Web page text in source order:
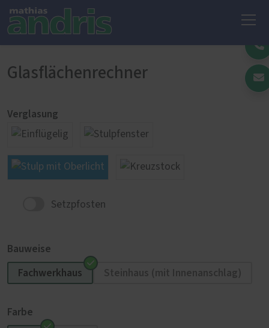
Glasflächenrechner
Verglasung
Setzpfosten
Bauweise
Fachwerkhaus
Farbe